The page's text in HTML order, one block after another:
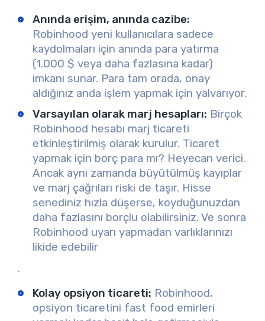
Anında erişim, anında cazibe:
Robinhood yeni kullanıcılara sadece
kaydolmaları için anında para yatırma
(1.000 $ veya daha fazlasına kadar)
imkanı sunar. Para tam orada, onay
aldığınız anda işlem yapmak için yalvarıyor.
Varsayılan olarak marj hesapları: Birçok
Robinhood hesabı marj ticareti
etkinleştirilmiş olarak kurulur. Ticaret
yapmak için borç para mı? Heyecan verici.
Ancak aynı zamanda büyütülmüş kayıplar
ve marj çağrıları riski de taşır. Hisse
senediniz hızla düşerse, koyduğunuzdan
daha fazlasını borçlu olabilirsiniz. Ve sonra
Robinhood uyarı yapmadan varlıklarınızı
likide edebilir
.
Kolay opsiyon ticareti: Robinhood,
opsiyon ticaretini fast food emirleri